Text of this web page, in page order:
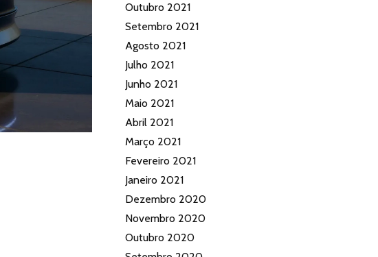
Outubro 2021
Setembro 2021
Agosto 2021
Julho 2021
Junho 2021
Maio 2021
Abril 2021
Março 2021
Fevereiro 2021
Janeiro 2021
Dezembro 2020
Novembro 2020
Outubro 2020